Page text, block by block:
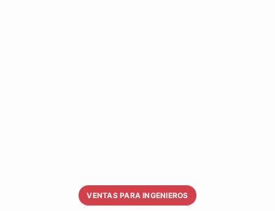
VENTAS PARA INGENIEROS